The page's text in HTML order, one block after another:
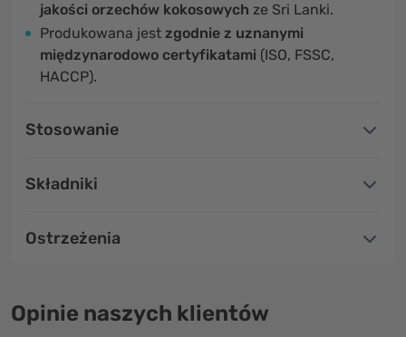
jakości orzechów kokosowych ze Sri Lanki.
Produkowana jest zgodnie z uznanymi
międzynarodowo certyfikatami (ISO, FSSC,
HACCP).
Stosowanie
Składniki
Ostrzeżenia
Opinie naszych klientów